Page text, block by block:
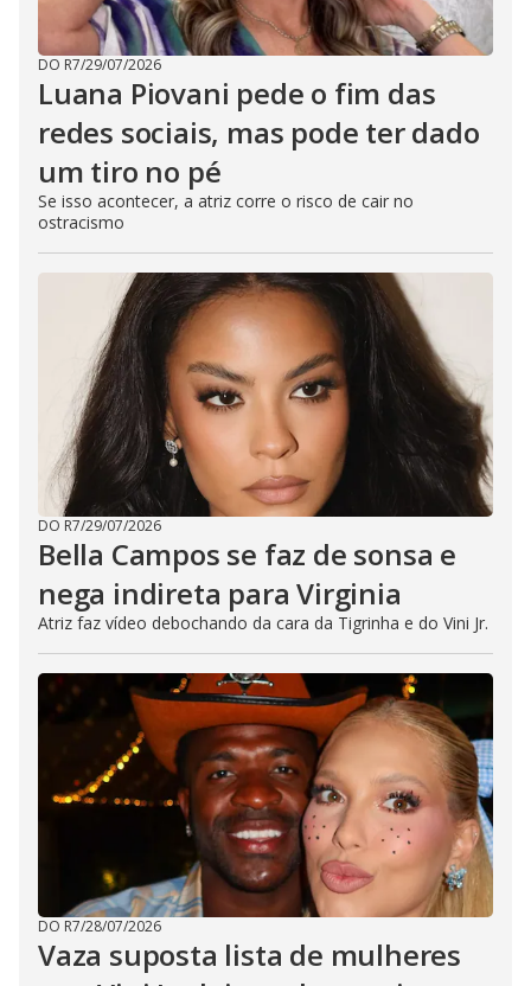
DO R7/29/07/2026
Luana Piovani pede o fim das
redes sociais, mas pode ter dado
um tiro no pé
Se isso acontecer, a atriz corre o risco de cair no
ostracismo
DO R7/29/07/2026
Bella Campos se faz de sonsa e
nega indireta para Virginia
Atriz faz vídeo debochando da cara da Tigrinha e do Vini Jr.
DO R7/28/07/2026
Vaza suposta lista de mulheres